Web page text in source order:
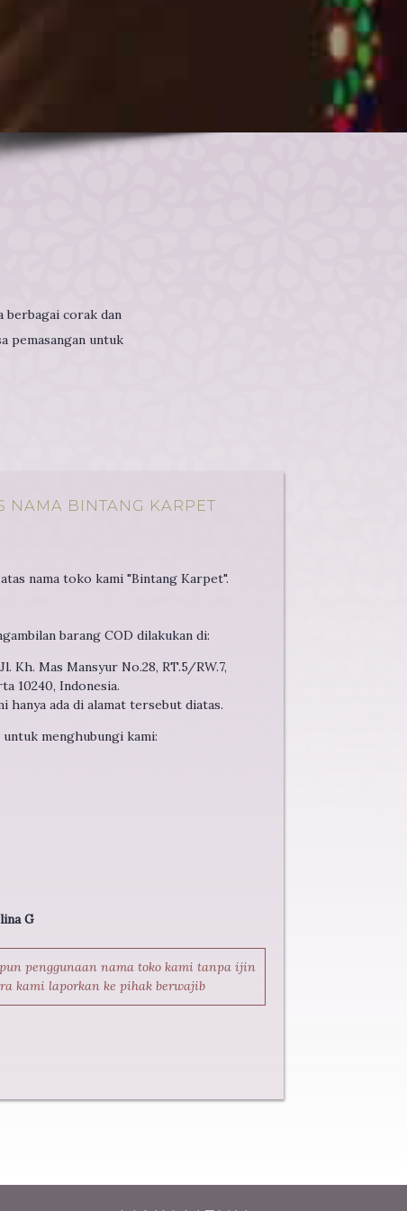
corak dan
pemasangan untuk
NAMA BINTANG KARPET
nama toko kami "Bintang Karpet".
barang COD dilakukan di:
Mas Mansyur No.28, RT.5/RW.7,
10240, Indonesia.
hanya ada di alamat tersebut diatas.
menghubungi kami:
G
penggunaan nama toko kami tanpa ijin
kami laporkan ke pihak berwajib